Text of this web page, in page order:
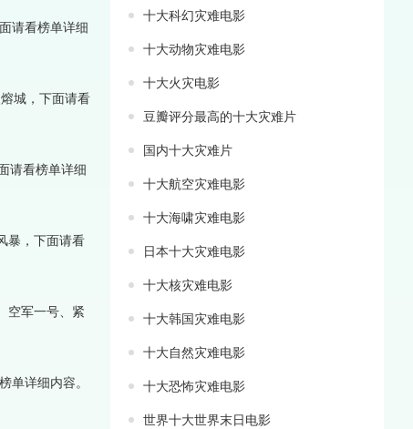
请看榜单详细
城，下面请看
请看榜单详细
暴，下面请看
空军一号、紧
单详细内容。
十大科幻灾难电影
十大动物灾难电影
十大火灾电影
豆瓣评分最高的十大灾难片
国内十大灾难片
十大航空灾难电影
十大海啸灾难电影
日本十大灾难电影
十大核灾难电影
十大韩国灾难电影
十大自然灾难电影
十大恐怖灾难电影
世界十大世界末日电影